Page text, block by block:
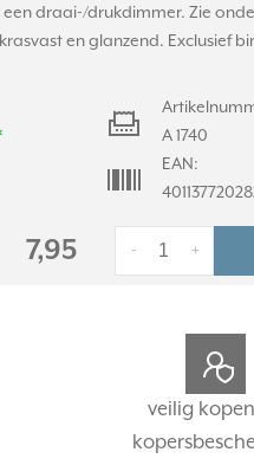
draai-/drukdimmer. Zie
en glanzend. Exclusief
A 1740
EAN:
7,95 +
-
veilig